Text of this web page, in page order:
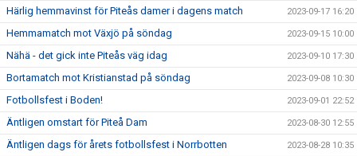
Härlig hemmavinst för Piteås damer i dagens match 2023-09-17 16:20
Hemmamatch mot Växjö på söndag 2023-09-15 10:00
Nähä - det gick inte Piteås väg idag 2023-09-10 17:30
Bortamatch mot Kristianstad på söndag 2023-09-08 10:30
Fotbollsfest i Boden! 2023-09-01 22:52
Äntligen omstart för Piteå Dam 2023-08-30 12:55
Äntligen dags för årets fotbollsfest i Norrbotten 2023-08-28 10:35